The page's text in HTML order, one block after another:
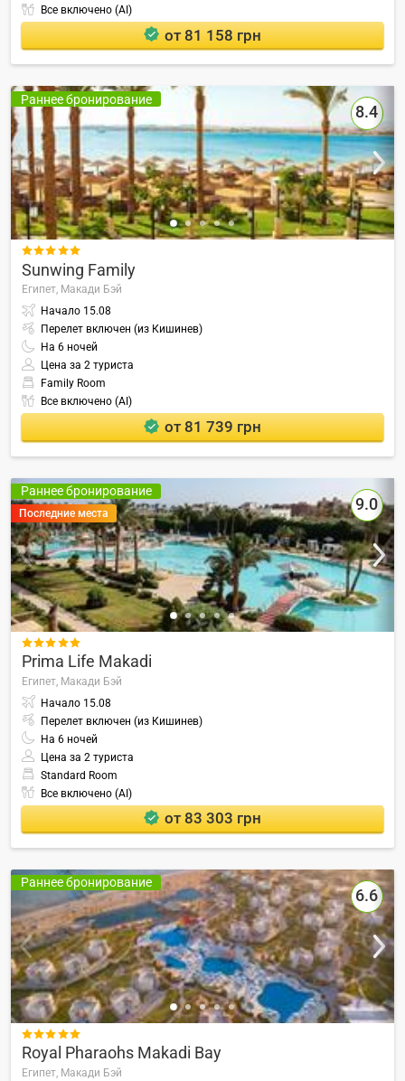
Все включено (AI)
от 81 158 грн
Раннее бронирование
8.4

Sunwing Family
Египет, Макади Бэй
Начало 15.08
Перелет включен (из Кишинев)
На 6 ночей
Цена за 2 туриста
Family Room
Все включено (AI)
от 81 739 грн
Раннее бронирование
Последние места 9.0

Prima Life Makadi
Египет, Макади Бэй
Начало 15.08
Перелет включен (из Кишинев)
На 6 ночей
Цена за 2 туриста
Standard Room
Все включено (AI)
от 83 303 грн
Раннее бронирование
6.6

Royal Pharaohs Makadi Bay
Египет, Макади Бэй